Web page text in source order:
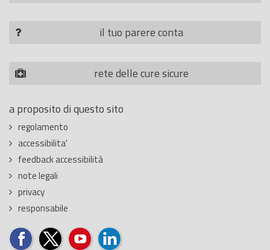
il tuo parere conta
rete delle cure sicure
a proposito di questo sito
regolamento
accessibilita'
feedback accessibilità
note legali
privacy
responsabile